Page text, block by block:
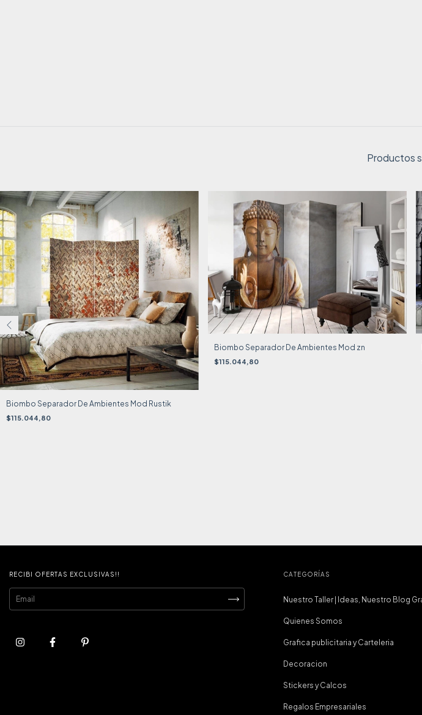
Productos
Biombo Separador De Ambientes Mod Rustik
$115.044,80
Biombo Separador De Ambientes Mod zn
$115.044,80
RECIBI OFERTAS EXCLUSIVAS!! CATEGORÍAS
Nuestro Taller | Ideas, Nuestro Blog
Quienes Somos
Grafica publicitaria y Carteleria
Decoracion
Stickers y Calcos
Regalos Empresariales